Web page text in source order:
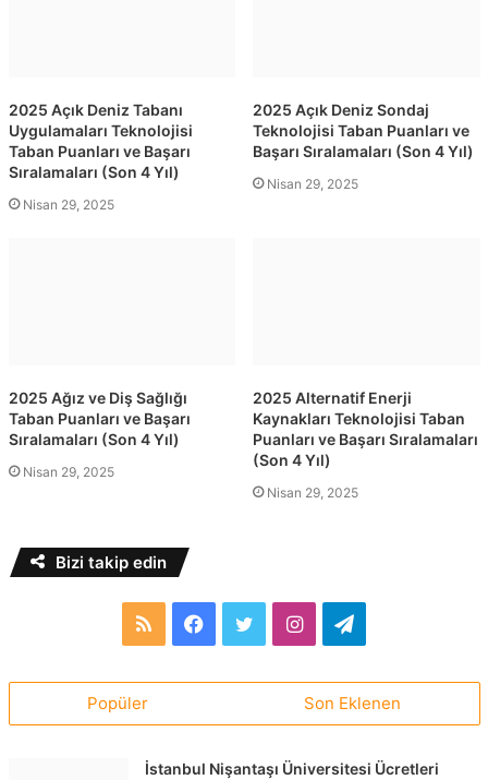
2025 Açık Deniz Tabanı
Uygulamaları Teknolojisi
Taban Puanları ve Başarı
Sıralamaları (Son 4 Yıl)
Nisan 29, 2025
2025 Açık Deniz Sondaj
Teknolojisi Taban Puanları ve
Başarı Sıralamaları (Son 4 Yıl)
Nisan 29, 2025
2025 Ağız ve Diş Sağlığı
Taban Puanları ve Başarı
Sıralamaları (Son 4 Yıl)
Nisan 29, 2025
2025 Alternatif Enerji
Kaynakları Teknolojisi Taban
Puanları ve Başarı Sıralamaları
(Son 4 Yıl)
Nisan 29, 2025
Bizi takip edin
RSS Facebook
TwitterInstagramTelegram
Popüler Son Eklenen
İstanbul Nişantaşı Üniversitesi Ücretleri